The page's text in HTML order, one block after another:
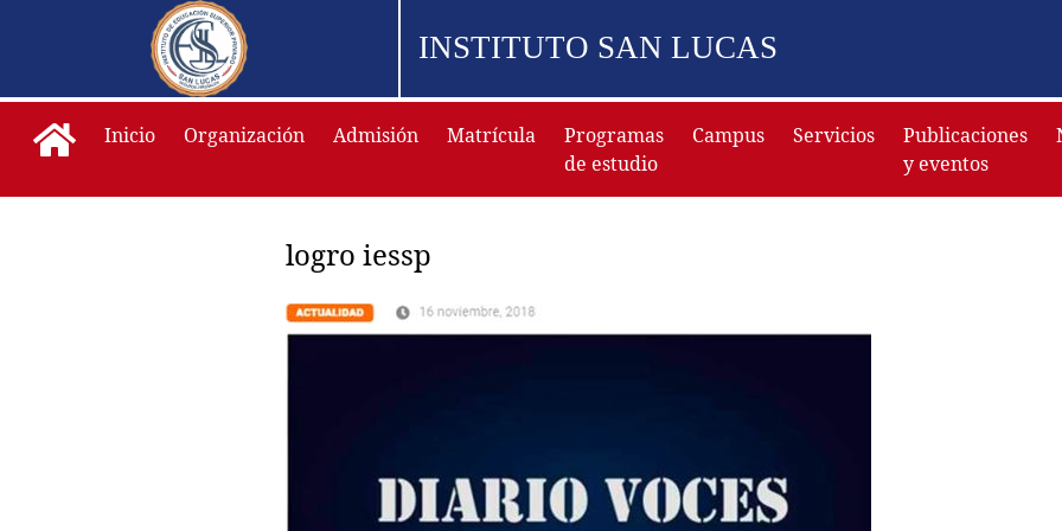
INSTITUTO SAN LUCAS
Inicio Organización Admisión Matrícula
Programas
de estudio
Campus Servicios
Publicaciones
y eventos
logro iessp